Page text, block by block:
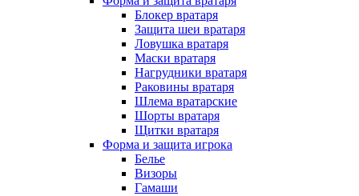
Блокер вратаря
Защита шеи вратаря
Ловушка вратаря
Маски вратаря
Нагрудники вратаря
Раковины вратаря
Шлема вратарские
Шорты вратаря
Щитки вратаря
Форма и защита игрока
Белье
Визоры
Гамаши